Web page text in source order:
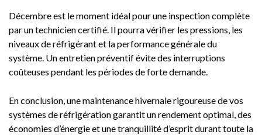
Décembre est le moment idéal pour une inspection complète
par un technicien certifié. Il pourra vérifier les pressions, les
niveaux de réfrigérant et la performance générale du
système. Un entretien préventif évite des interruptions
coûteuses pendant les périodes de forte demande.
En conclusion, une maintenance hivernale rigoureuse de vos
systèmes de réfrigération garantit un rendement optimal, des
économies d’énergie et une tranquillité d’esprit durant toute la